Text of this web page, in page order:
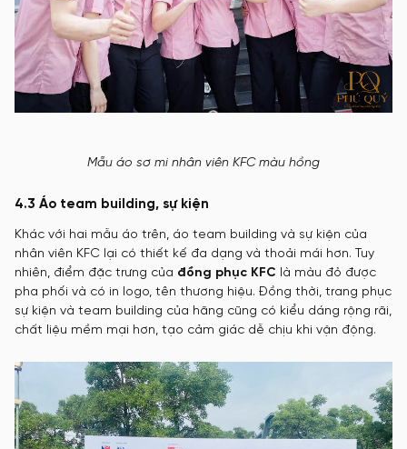
Mẫu áo sơ mi nhân viên KFC màu hồng
4.3 Áo team building, sự kiện
Khác với hai mẫu áo trên, áo team building và sự kiện của
nhân viên KFC lại có thiết kế đa dạng và thoải mái hơn. Tuy
nhiên, điểm đặc trưng của đồng phục KFC là màu đỏ được
pha phối và có in logo, tên thương hiệu. Đồng thời, trang phục
sự kiện và team building của hãng cũng có kiểu dáng rộng rãi,
chất liệu mềm mại hơn, tạo cảm giác dễ chịu khi vận động.